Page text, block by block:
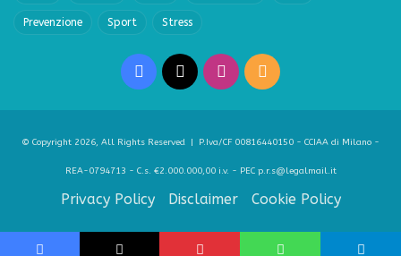
Prevenzione Sport Stress
Facebook Instagram
RSS
© Copyright 2026, All Rights Reserved | P.Iva/CF 00816440150 - CCIAA di Milano -
REA-0794713 - C.s. €2.000.000,00 i.v. - PEC p.r.s@legalmail.it
Privacy Policy Disclaimer Cookie Policy